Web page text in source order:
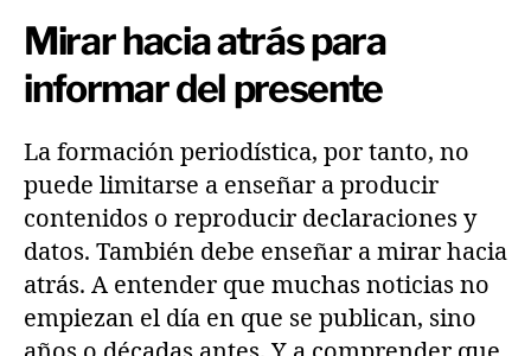
Mirar hacia atrás para
informar del presente
La formación periodística, por tanto, no
puede limitarse a enseñar a producir
contenidos o reproducir declaraciones y
datos. También debe enseñar a mirar hacia
atrás. A entender que muchas noticias no
empiezan el día en que se publican, sino